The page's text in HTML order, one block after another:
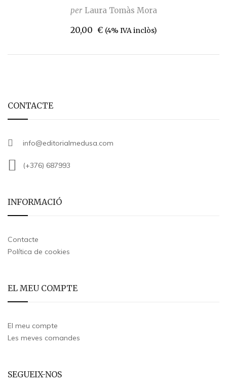
per Laura Tomàs Mora
20,00 € (4% IVA inclòs)
CONTACTE
info@editorialmedusa.com
(+376) 687993
INFORMACIÓ
Contacte
Política de cookies
EL MEU COMPTE
El meu compte
Les meves comandes
SEGUEIX-NOS